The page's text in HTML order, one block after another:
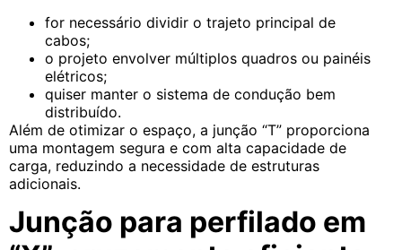
for necessário dividir o trajeto principal de
cabos;
o projeto envolver múltiplos quadros ou painéis
elétricos;
quiser manter o sistema de condução bem
distribuído.
Além de otimizar o espaço, a junção “T” proporciona
uma montagem segura e com alta capacidade de
carga, reduzindo a necessidade de estruturas
adicionais.
Junção para perfilado em